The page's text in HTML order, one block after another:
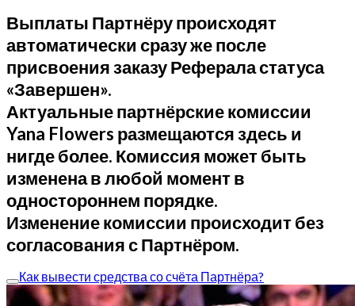
Выплаты Партнёру происходят
автоматически сразу же после
присвоения заказу Реферала статуса
«Завершен».
Актуальные партнёрские комиссии
Yana Flowers размещаются здесь и
нигде более. Комиссия может быть
изменена в любой момент в
одностороннем порядке.
Изменение комиссии происходит без
согласования с Партнёром.
Как вывести средства со счёта Партнёра?